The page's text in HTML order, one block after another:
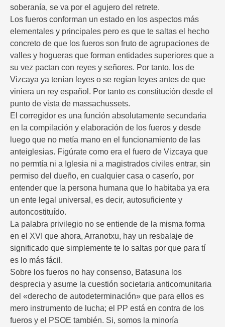
soberanía, se va por el agujero del retrete.
Los fueros conforman un estado en los aspectos más
elementales y principales pero es que te saltas el hecho
concreto de que los fueros son fruto de agrupaciones de
valles y hogueras que forman entidades superiores que a
su vez pactan con reyes y señores. Por tanto, los de
Vizcaya ya tenían leyes o se regían leyes antes de que
viniera un rey español. Por tanto es constitución desde el
punto de vista de massachussets.
El corregidor es una función absolutamente secundaria
en la compilación y elaboración de los fueros y desde
luego que no metía mano en el funcionamiento de las
anteiglesias. Figúrate como era el fuero de Vizcaya que
no permtía ni a Iglesia ni a magistrados civiles entrar, sin
permiso del dueño, en cualquier casa o caserío, por
entender que la persona humana que lo habitaba ya era
un ente legal universal, es decir, autosuficiente y
autoncostituído.
La palabra privilegio no se entiende de la misma forma
en el XVI que ahora, Arranotxu, hay un resbalaje de
significado que simplemente te lo saltas por que para tí
es lo más fácil.
Sobre los fueros no hay consenso, Batasuna los
desprecia y asume la cuestión societaria anticomunitaria
del «derecho de autodeterminación» que para ellos es
mero instrumento de lucha; el PP está en contra de los
fueros y el PSOE también. Si, somos la minoría